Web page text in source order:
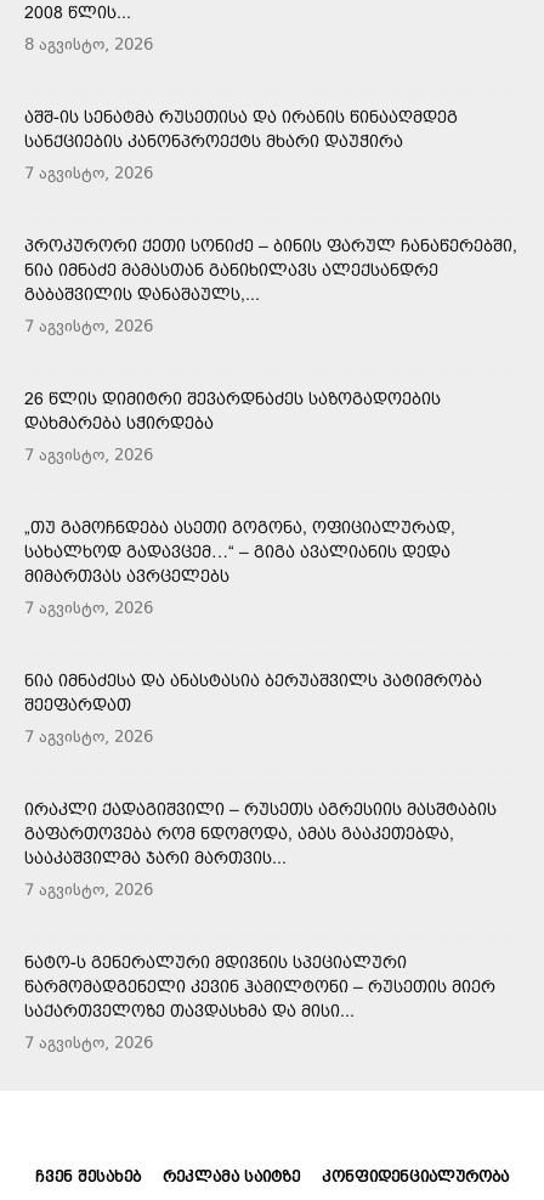
2008 ᲬᲚᲘᲡ...
8 აგვისტო, 2026
ᲐᲨᲨ-ᲘᲡ ᲡᲔᲜᲐᲢᲛᲐ ᲠᲣᲡᲔᲗᲘᲡᲐ ᲓᲐ ᲘᲠᲐᲜᲘᲡ ᲬᲘᲜᲐᲐᲦᲛᲓᲔᲒ
ᲡᲐᲜᲥᲪᲘᲔᲑᲘᲡ ᲙᲐᲜᲝᲜᲞᲠᲝᲔᲥᲢᲡ ᲛᲮᲐᲠᲘ ᲓᲐᲣᲭᲘᲠᲐ
7 აგვისტო, 2026
ᲞᲠᲝᲙᲣᲠᲝᲠᲘ ᲥᲔᲗᲘ ᲡᲝᲜᲘᲫᲔ – ᲑᲘᲜᲘᲡ ᲤᲐᲠᲣᲚ ᲩᲐᲜᲐᲬᲔᲠᲔᲑᲨᲘ,
ᲜᲘᲐ ᲘᲛᲜᲐᲫᲔ ᲛᲐᲛᲐᲡᲗᲐᲜ ᲒᲐᲜᲘᲮᲘᲚᲐᲕᲡ ᲐᲚᲔᲥᲡᲐᲜᲓᲠᲔ
ᲒᲐᲑᲐᲨᲕᲘᲚᲘᲡ ᲓᲐᲜᲐᲨᲐᲣᲚᲡ,...
7 აგვისტო, 2026
26 ᲬᲚᲘᲡ ᲓᲘᲛᲘᲢᲠᲘ ᲨᲔᲕᲐᲠᲓᲜᲐᲫᲔᲡ ᲡᲐᲖᲝᲒᲐᲓᲝᲔᲑᲘᲡ
ᲓᲐᲮᲛᲐᲠᲔᲑᲐ ᲡᲭᲘᲠᲓᲔᲑᲐ
7 აგვისტო, 2026
„ᲗᲣ ᲒᲐᲛᲝᲩᲜᲓᲔᲑᲐ ᲐᲡᲔᲗᲘ ᲒᲝᲒᲝᲜᲐ, ᲝᲤᲘᲪᲘᲐᲚᲣᲠᲐᲓ,
ᲡᲐᲮᲐᲚᲮᲝᲓ ᲒᲐᲓᲐᲕᲪᲔᲛ…“ – ᲒᲘᲒᲐ ᲐᲕᲐᲚᲘᲐᲜᲘᲡ ᲓᲔᲓᲐ
ᲛᲘᲛᲐᲠᲗᲕᲐᲡ ᲐᲕᲠᲪᲔᲚᲔᲑᲡ
7 აგვისტო, 2026
ᲜᲘᲐ ᲘᲛᲜᲐᲫᲔᲡᲐ ᲓᲐ ᲐᲜᲐᲡᲢᲐᲡᲘᲐ ᲑᲔᲠᲣᲐᲨᲕᲘᲚᲡ ᲞᲐᲢᲘᲛᲠᲝᲑᲐ
ᲨᲔᲔᲤᲐᲠᲓᲐᲗ
7 აგვისტო, 2026
ᲘᲠᲐᲙᲚᲘ ᲥᲐᲓᲐᲒᲘᲨᲕᲘᲚᲘ – ᲠᲣᲡᲔᲗᲡ ᲐᲒᲠᲔᲡᲘᲘᲡ ᲛᲐᲡᲨᲢᲐᲑᲘᲡ
ᲒᲐᲤᲐᲠᲗᲝᲕᲔᲑᲐ ᲠᲝᲛ ᲜᲓᲝᲛᲝᲓᲐ, ᲐᲛᲐᲡ ᲒᲐᲐᲙᲔᲗᲔᲑᲓᲐ,
ᲡᲐᲐᲙᲐᲨᲕᲘᲚᲛᲐ ᲯᲐᲠᲘ ᲛᲐᲠᲗᲕᲘᲡ...
7 აგვისტო, 2026
ᲜᲐᲢᲝ-Ს ᲒᲔᲜᲔᲠᲐᲚᲣᲠᲘ ᲛᲓᲘᲕᲜᲘᲡ ᲡᲞᲔᲪᲘᲐᲚᲣᲠᲘ
ᲬᲐᲠᲛᲝᲛᲐᲓᲒᲔᲜᲔᲚᲘ ᲙᲔᲕᲘᲜ ᲰᲐᲛᲘᲚᲢᲝᲜᲘ – ᲠᲣᲡᲔᲗᲘᲡ ᲛᲘᲔᲠ
ᲡᲐᲥᲐᲠᲗᲕᲔᲚᲝᲖᲔ ᲗᲐᲕᲓᲐᲡᲮᲛᲐ ᲓᲐ ᲛᲘᲡᲘ...
7 აგვისტო, 2026
ᲩᲕᲔᲜ ᲨᲔᲡᲐᲮᲔᲑ ᲠᲔᲙᲚᲐᲛᲐ ᲡᲐᲘᲢᲖᲔ ᲙᲝᲜᲤᲘᲓᲔᲜᲪᲘᲐᲚᲣᲠᲝᲑᲐ